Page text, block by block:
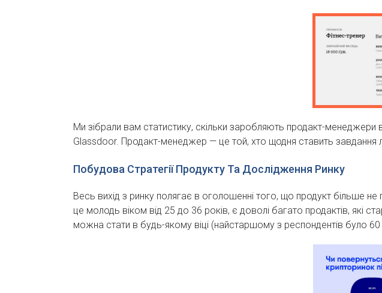
Ми зібрали вам статистику, скільки заробляють продакт-менеджери
Glassdoor. Продакт-менеджер — це той, хто щодня ставить
Побудова Стратегії Продукту Та Дослідження Ринку
Весь вихід з ринку полягає в оголошенні того, що продукт більше
це молодь віком від 25 до 36 років, є доволі багато продактів, які
можна стати в будь-якому віці (найстаршому з респондентів було 60